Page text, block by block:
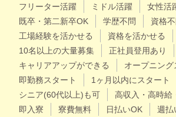
フリーター活躍
ミドル活躍
女性活
既卒・第二新卒OK
学歴不問
資格
工場経験を活かせる
資格を活かせる
10名以上の大量募集
正社員登用あり
キャリアアップができる
オープニング
即勤務スタート
1ヶ月以内にスタート
シニア(60代以上)も可
高収入・高時給
即入寮
寮費無料 日払いOK
週払